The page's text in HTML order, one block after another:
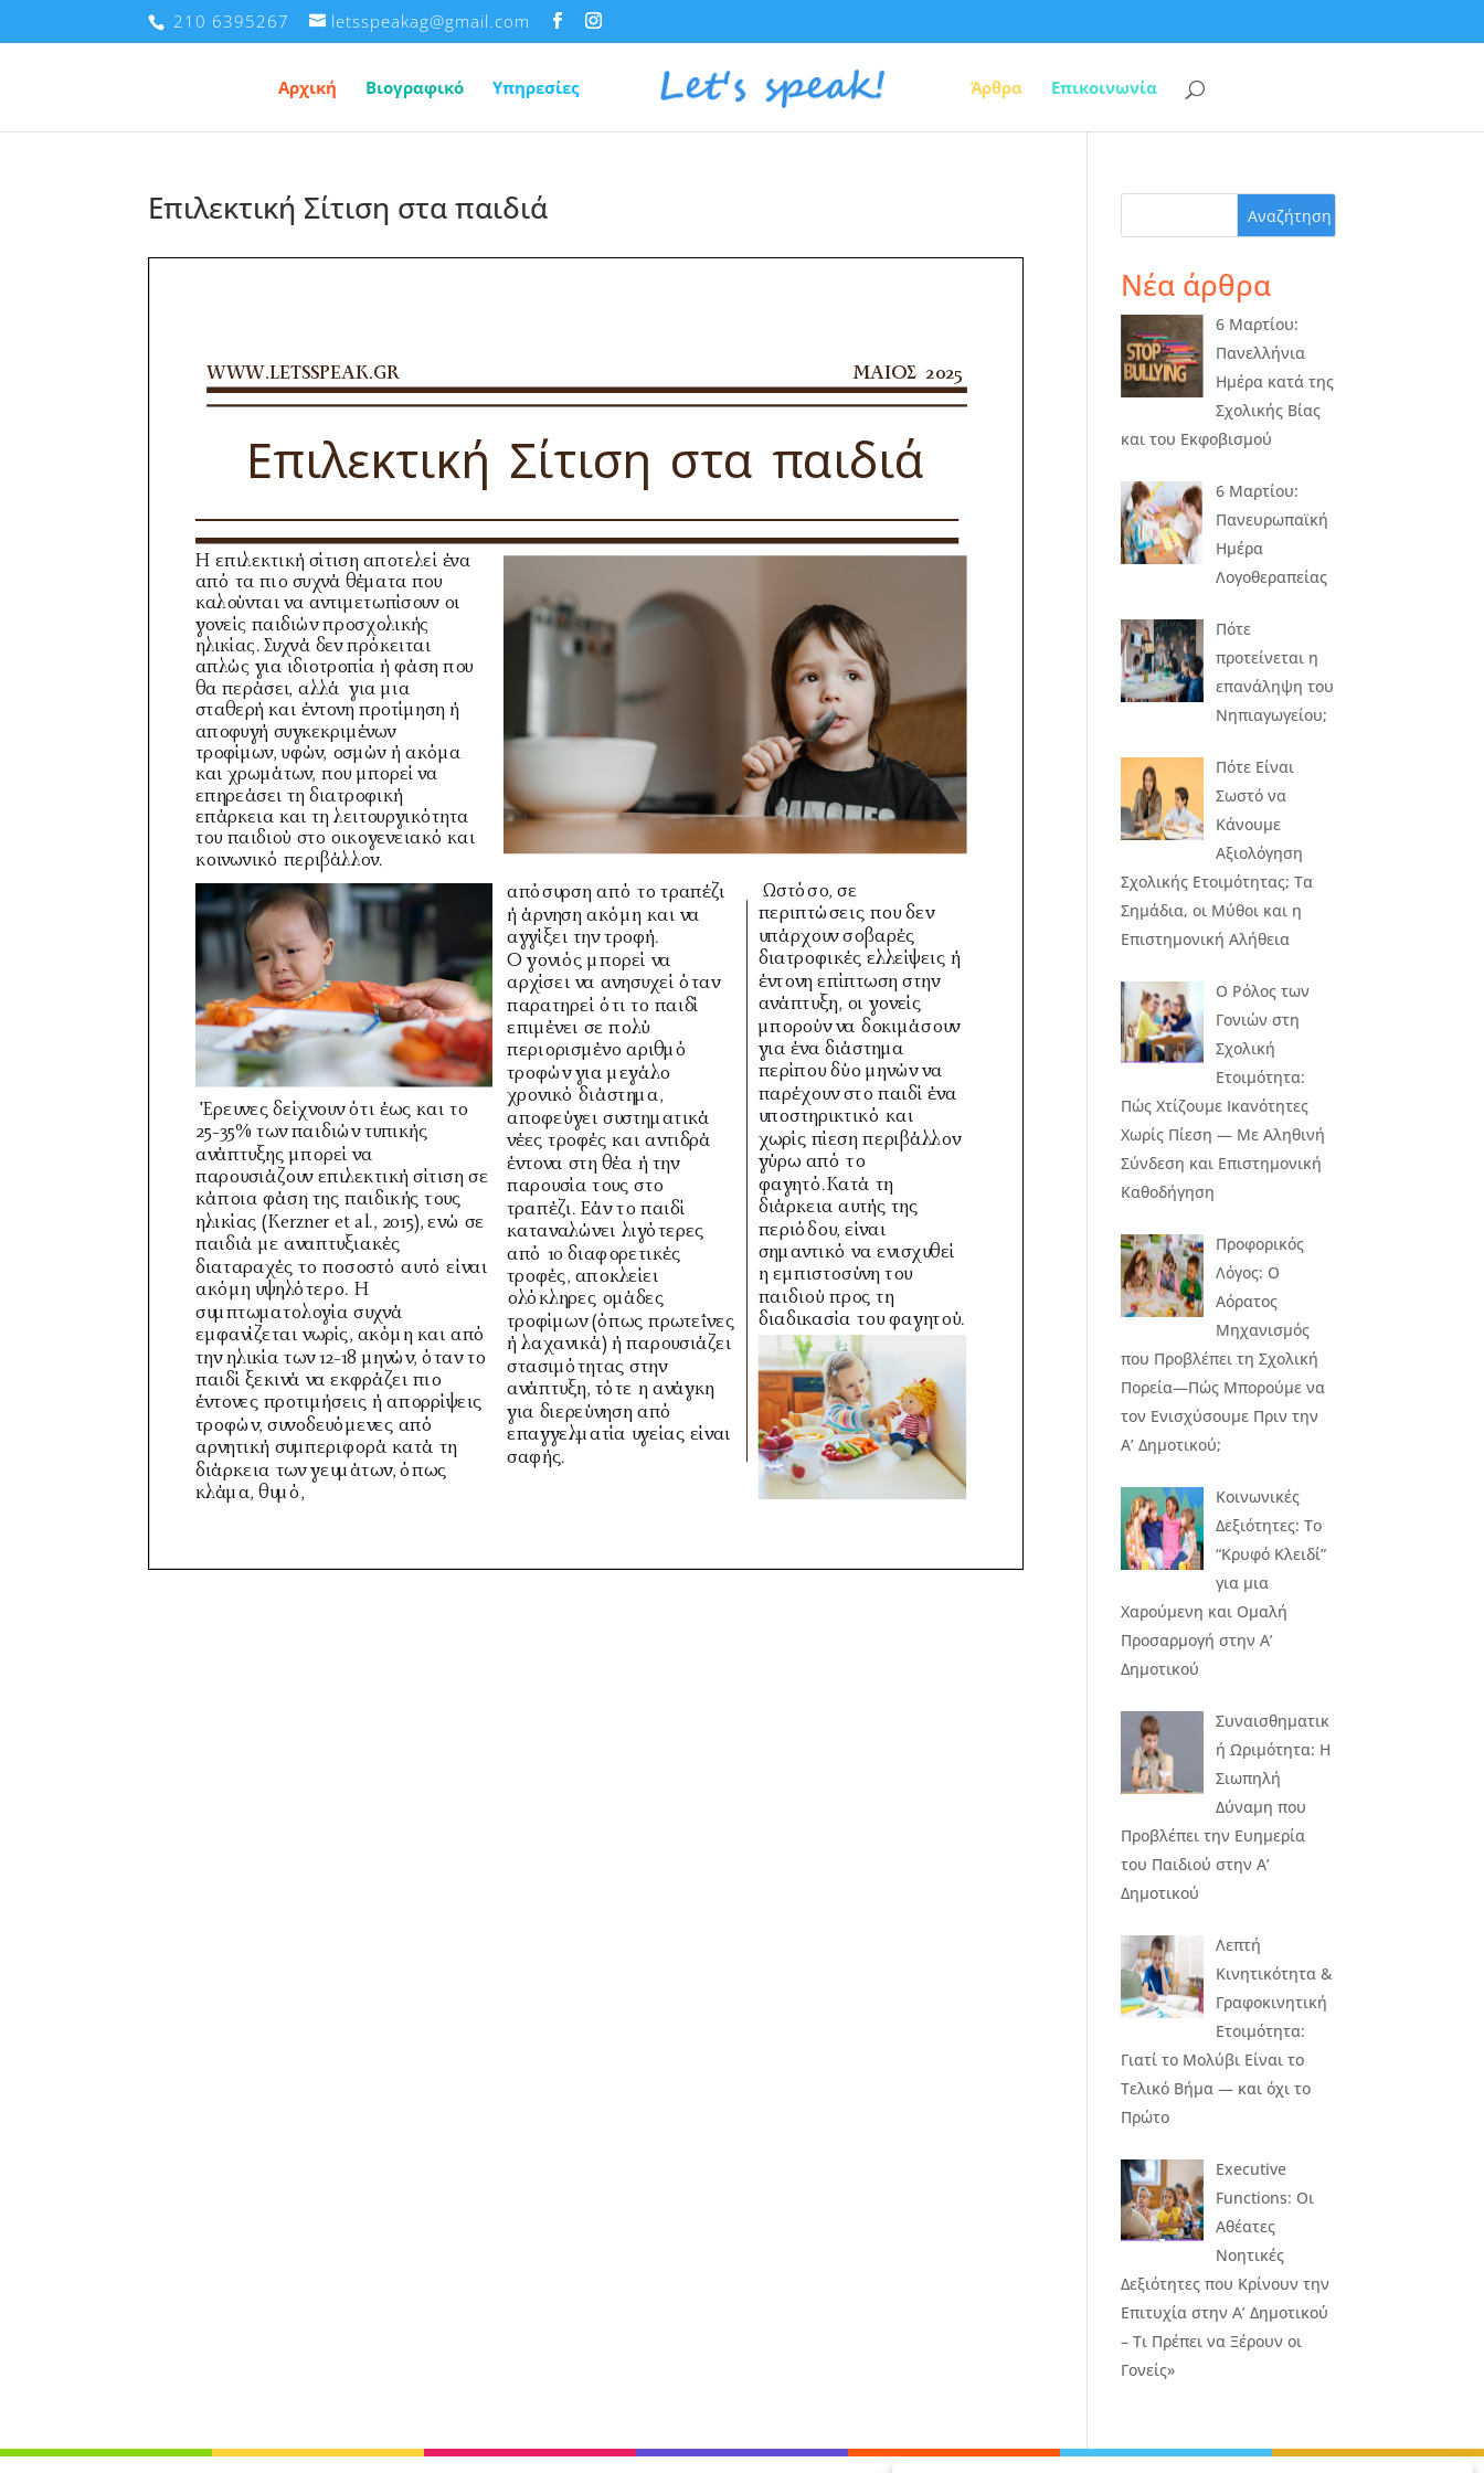
210 6395267 letsspeakag@gmail.com
Αρχική Βιογραφικό Υπηρεσίες Άρθρα Επικοινωνία
Επιλεκτική Σίτιση στα παιδιά
Νέα άρθρα
6 Μαρτίου:
Πανελλήνια
Ημέρα κατά της
Σχολικής Βίας
και του Εκφοβισμού
6 Μαρτίου:
Πανευρωπαϊκή
Ημέρα
Λογοθεραπείας
Πότε
προτείνεται η
επανάληψη του
Νηπιαγωγείου;
Πότε Είναι
Σωστό να
Κάνουμε
Αξιολόγηση
Σχολικής Ετοιμότητας; Τα
Σημάδια, οι Μύθοι και η
Επιστημονική Αλήθεια
Ο Ρόλος των
Γονιών στη
Σχολική
Ετοιμότητα:
Πώς Χτίζουμε Ικανότητες
Χωρίς Πίεση — Με Αληθινή
Σύνδεση και Επιστημονική
Καθοδήγηση
Προφορικός
Λόγος: Ο
Αόρατος
Μηχανισμός
που Προβλέπει τη Σχολική
Πορεία—Πώς Μπορούμε να
τον Ενισχύσουμε Πριν την
Α’ Δημοτικού;
Κοινωνικές
Δεξιότητες: Το
“Κρυφό Κλειδί”
για μια
Χαρούμενη και Ομαλή
Προσαρμογή στην Α’
Δημοτικού
Συναισθηματικ
ή Ωριμότητα: Η
Σιωπηλή
Δύναμη που
Προβλέπει την Ευημερία
του Παιδιού στην Α’
Δημοτικού
Λεπτή
Κινητικότητα &
Γραφοκινητική
Ετοιμότητα:
Γιατί το Μολύβι Είναι το
Τελικό Βήμα — και όχι το
Πρώτο
Executive
Functions: Οι
Αθέατες
Νοητικές
Δεξιότητες που Κρίνουν την
Επιτυχία στην Α’ Δημοτικού
– Τι Πρέπει να Ξέρουν οι
Γονείς»